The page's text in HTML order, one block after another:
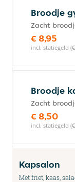
Broodje
Zacht
€ 8,95
incl. statiegeld
Broodje
Zacht
€ 8,50
incl. statiegeld
Kapsalon
Met friet, kaas,